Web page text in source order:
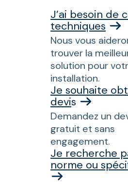
J’ai besoin de
techniques
Nous vous
trouver la
solution pour
installation.
Je souhaite
devis
Demandez un
gratuit et sans
engagement.
Je recherche
norme ou